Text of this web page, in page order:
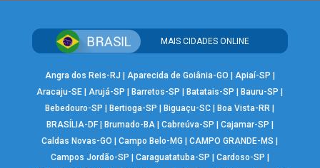
MAIS CIDADES ONLINE
Angra dos Reis-RJ Aparecida de Goiânia-GO Apiaí-SP
Aracaju-SE |Arujá-SP Barretos-SP Batatais-SP Bauru-SP
Bebedouro-SP
Bertioga-SP Biguaçu-SC Boa Vista-RR
BRASÍLIA-DF| Brumado-BA| Cabreúva-SP Cajamar-SP
Caldas Novas-GO
|Campo Belo-MG |CAMPO GRANDE-MS
Campos Jordão-SP
Caraguatatuba-SP Cardoso-SP